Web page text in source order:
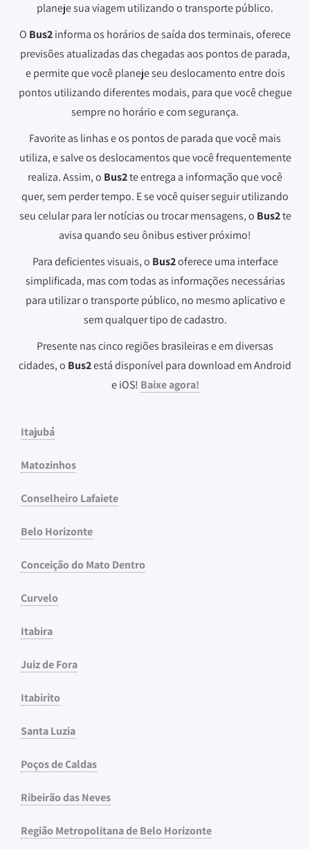
planeje sua viagem utilizando o transporte público.
O Bus2informa os horários de saída dos terminais, oferece
previsões atualizadas das chegadas aos pontos de parada,
e permite que você planeje seu deslocamento entre dois
pontos utilizando diferentes modais, para que você chegue
sempre no horário e com segurança.
Favorite as linhas e os pontos de parada que você mais
utiliza, e salve os deslocamentos que você frequentemente
realiza. Assim, o Bus2te entrega a informação que você
quer, sem perder tempo. E se você quiser seguir utilizando
seu celular para ler notícias ou trocar mensagens, o Bus2te
avisa quando seu ônibus estiver próximo!
Para deficientes visuais, o Bus2oferece uma interface
simplificada, mas com todas as informações necessárias
para utilizar o transporte público, no mesmo aplicativo e
sem qualquer tipo de cadastro.
Presente nas cinco regiões brasileiras e em diversas
cidades, o Bus2está disponível para download em Android
e iOS! Baixe agora!
Itajubá
Matozinhos
Conselheiro Lafaiete
Belo Horizonte
Conceição do Mato Dentro
Curvelo
Itabira
Juiz de Fora
Itabirito
Santa Luzia
Poços de Caldas
Ribeirão das Neves
Região Metropolitana de Belo Horizonte